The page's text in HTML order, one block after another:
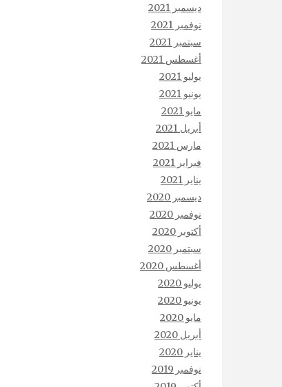
ديسمبر 2021
نوفمبر 2021
سبتمبر 2021
أغسطس 2021
يوليو 2021
يونيو 2021
مايو 2021
أبريل 2021
مارس 2021
فبراير 2021
يناير 2021
ديسمبر 2020
نوفمبر 2020
أكتوبر 2020
سبتمبر 2020
أغسطس 2020
يوليو 2020
يونيو 2020
مايو 2020
أبريل 2020
يناير 2020
نوفمبر 2019